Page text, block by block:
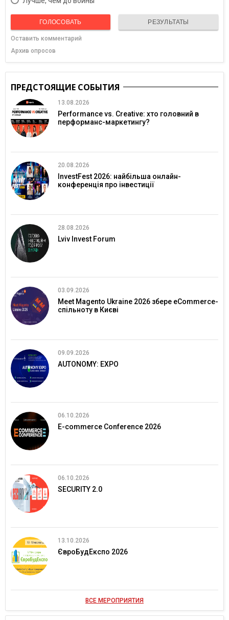
ГОЛОСОВАТЬ РЕЗУЛЬТАТЫ
Оставить комментарий
Архив опросов
ПРЕДСТОЯЩИЕ СОБЫТИЯ
13.08.2026
Performance vs. Creative: хто головний в
перформанс-маркетингу?
20.08.2026
InvestFest 2026: найбільша онлайн-
конференція про інвестиції
28.08.2026
Lviv Invest Forum
03.09.2026
Meet Magento Ukraine 2026 збере eCommerce-
спільноту в Києві
09.09.2026
AUTONOMY: EXPO
06.10.2026
E-commerce Conference 2026
06.10.2026
SECURITY 2.0
13.10.2026
ЄвроБудЕкспо 2026
ВСЕ МЕРОПРИЯТИЯ